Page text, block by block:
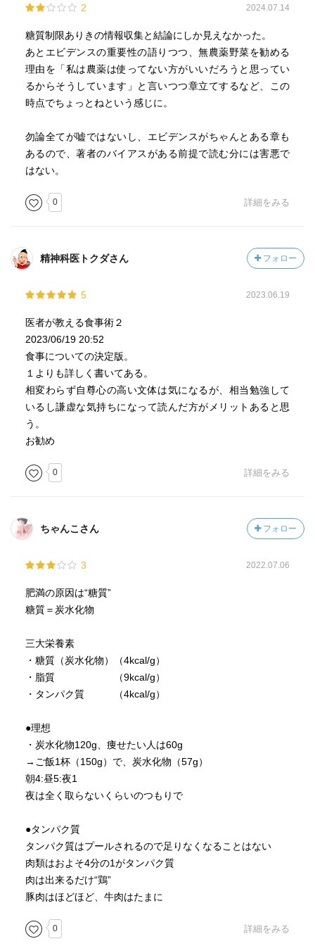
2 2024.07.14
糖質制限ありきの情報収集と結論にしか見えなかった。
あとエビデンスの重要性の語りつつ、無農薬野菜を勧める
理由を「私は農薬は使ってない方がいいだろうと思ってい
るからそうしています」と言いつつ章立てするなど、この
時点でちょっとねという感じに。
勿論全てが嘘ではないし、エビデンスがちゃんとある章も
あるので、著者のバイアスがある前提で読む分には害悪で
はない。
0 詳細をみる
精神科医トクダさん フォロー
5 2023.06.19
医者が教える食事術２
2023/06/19 20:52
食事についての決定版。
１よりも詳しく書いてある。
相変わらず自尊心の高い文体は気になるが、相当勉強して
いるし謙虚な気持ちになって読んだ方がメリットあると思
う。
お勧め
0 詳細をみる
ちゃんこさん フォロー
3 2022.07.06
肥満の原因は“糖質”
糖質＝炭水化物
三大栄養素
・糖質（炭水化物）（4kcal/g）
・脂質 （9kcal/g）
・タンパク質 （4kcal/g）
●理想
・炭水化物120g、痩せたい人は60g
→ご飯1杯（150g）で、炭水化物（57g）
朝4:昼5:夜1
夜は全く取らないくらいのつもりで
●タンパク質
タンパク質はプールされるので足りなくなることはない
肉類はおよそ4分の1がタンパク質
肉は出来るだけ“鶏”
豚肉はほどほど、牛肉はたまに
0 詳細をみる